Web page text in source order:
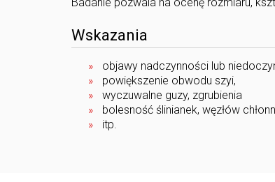
Wskazania
objawy nadczynności lub
powiększenie obwodu szyi,
wyczuwalne guzy, zgrubienia
bolesność ślinianek, węzłów
itp.